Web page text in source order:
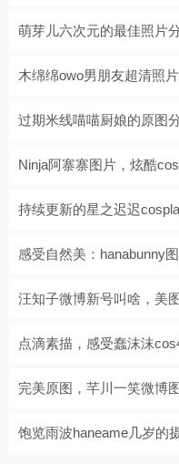
萌芽儿六次元的最佳照片
木绵绵owo男朋友超清照
过期米线喵喵厨娘的原图
Ninja阿寨寨图片，炫酷
持续更新的星之迟迟
感受自然美：hanabunny
汪知子微博新号叫啥，美
点滴素描，感受蠢沫沫
完美原图，芊川一笑微博
饱览雨波haneame几岁的